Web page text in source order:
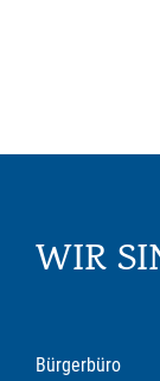
WIR
Bürgerbüro